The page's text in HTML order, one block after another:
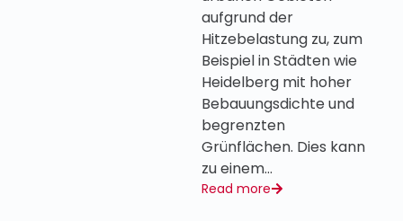
aufgrund der
Hitzebelastung zu, zum
Beispiel in Städten wie
Heidelberg mit hoher
Bebauungsdichte und
begrenzten
Grünflächen. Dies kann
zu einem…
Read more